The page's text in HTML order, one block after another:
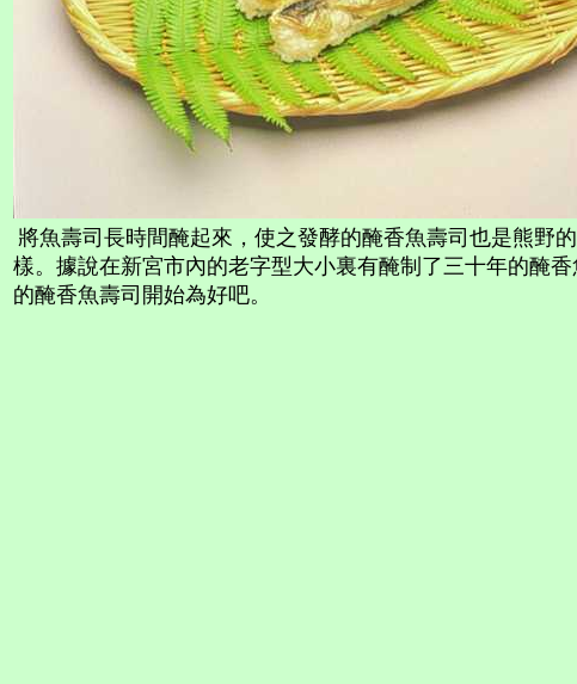
將魚壽司長時間醃起來，使之發酵的醃香魚壽司也是熊野
樣。據說在新宮市內的老字型大小裏有醃制了三十年的醃
的醃香魚壽司開始為好吧。